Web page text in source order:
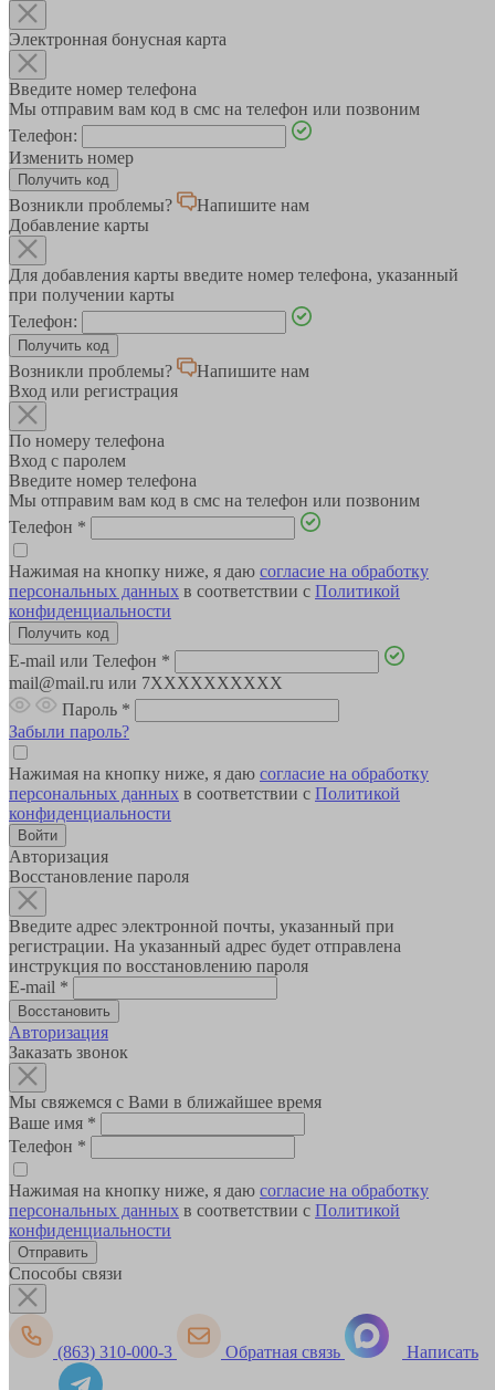
Электронная бонусная карта
Введите номер телефона
Мы отправим вам код в смс на телефон или позвоним
Телефон:
Изменить номер
Возникли проблемы?
Напишите нам
Добавление карты
Для добавления карты введите номер телефона, указанный
при получении карты
Телефон:
Возникли проблемы?
Напишите нам
Вход или регистрация
По номеру телефона
Вход с паролем
Введите номер телефона
Мы отправим вам код в смс на телефон или позвоним
Телефон *
Нажимая на кнопку ниже, я даю согласие на обработку
персональных данных в соответствии с Политикой
конфиденциальности
E-mail или Телефон *
mail@mail.ru или 7XXXXXXXXXX
Пароль *
Забыли пароль?
Нажимая на кнопку ниже, я даю согласие на обработку
персональных данных в соответствии с Политикой
конфиденциальности
Авторизация
Восстановление пароля
Введите адрес электронной почты, указанный при
регистрации. На указанный адрес будет отправлена
инструкция по восстановлению пароля
E-mail *
Авторизация
Заказать звонок
Мы свяжемся с Вами в ближайшее время
Ваше имя *
Телефон *
Нажимая на кнопку ниже, я даю согласие на обработку
персональных данных в соответствии с Политикой
конфиденциальности
Способы связи
(863) 310-000-3 Обратная связь Написать